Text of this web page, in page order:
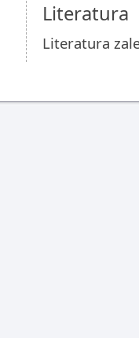
Literatura
Literatura